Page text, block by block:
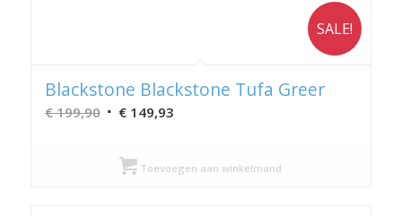
SALE!
Blackstone Blackstone Tufa Greer
€199,90 Oorspronkelijke
was:
€ 199,90.
€149,93Huidige
€ 149,93.
Toevoegen aan winkelmand